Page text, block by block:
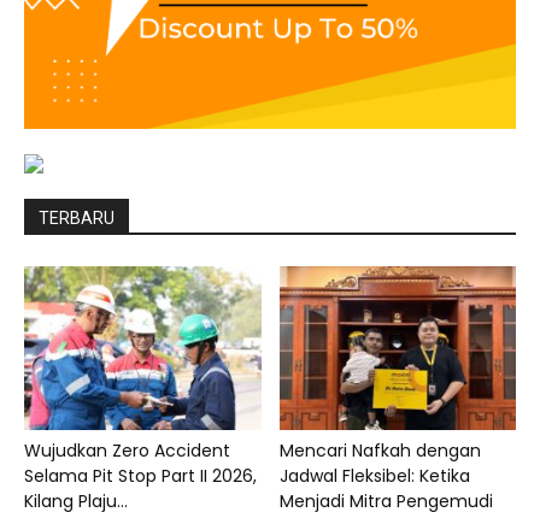
TERBARU
Wujudkan Zero Accident
Selama Pit Stop Part II 2026,
Kilang Plaju...
Mencari Nafkah dengan
Jadwal Fleksibel: Ketika
Menjadi Mitra Pengemudi